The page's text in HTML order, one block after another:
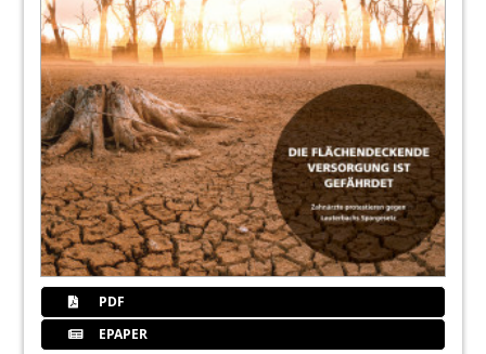
PDF
EPAPER